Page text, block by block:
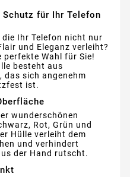
für Ihr Telefon
die Ihr Telefon nicht nur
und Eleganz verleiht?
perfekte Wahl für Sie!
besteht aus
das sich angenehm
ist.
wunderschönen
Rot, Grün und
Hülle verleiht dem
und verhindert
der Hand rutscht.